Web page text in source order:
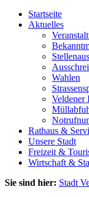
Startseite
Aktuelles
Wahlen
Veldener
Rathaus &
Unsere Stadt
Freizeit &
Wirtschaft &
Sie sind hier: Stadt